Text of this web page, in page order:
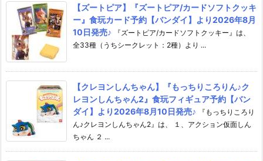
【ズートピア】『ズートピア/カードソフトクッキ
ー』食玩カード予約【バンダイ】より2026年8月
10日発売♪
『ズートピア/カードソフトクッキー』は、
全33種（うちシークレット：2種）より ...
【クレヨンしんちゃん】『もっちりころりん♪ク
レヨンしんちゃん2』食玩フィギュア予約【バン
ダイ】より2026年8月10日発売♪
『もっちりころり
ん♪クレヨンしんちゃん2』は、 １、アクション仮面しん
ちゃん ２ ...